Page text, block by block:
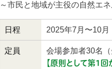
～市民と地域が主役の自然エ
日程 2025年7月〜10月
定員 会場参加者30名（
【原則として第1